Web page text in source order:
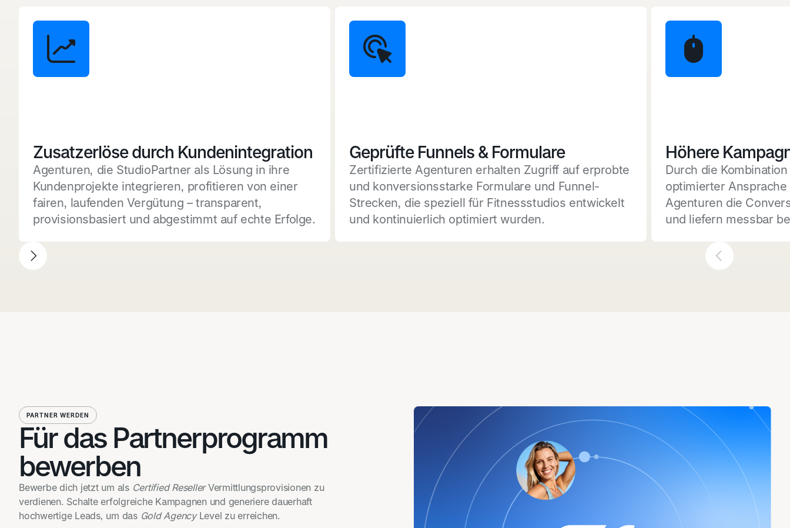
Zusatzerlöse durch Kundenintegration
Agenturen, die StudioPartner als Lösung in ihre
Kundenprojekte integrieren, profitieren von einer
fairen, laufenden Vergütung – transparent,
provisionsbasiert und abgestimmt auf echte Erfolge.
Geprüfte Funnels & Formulare
Zertifizierte Agenturen erhalten Zugriff auf erprobte
und konversionsstarke Formulare und Funnel-
Strecken, die speziell für Fitnessstudios entwickelt
und kontinuierlich optimiert wurden.
Höhere
Durch die
optimierter
Agenturen die
und liefern messbar
PARTNER WERDEN
Für das Partnerprogramm
bewerben
Bewerbe dich jetzt um als Certified ResellerVermittlungsprovisionen zu
verdienen. Schalte erfolgreiche Kampagnen und generiere dauerhaft
hochwertige Leads, um das Gold AgencyLevel zu erreichen.